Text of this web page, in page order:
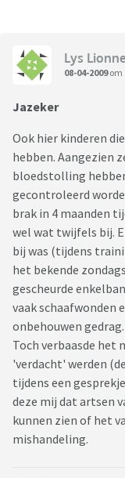
Lys
08-04-2009om
Jazeker
Ook hier kinderen
hebben. Aangezien
bloedstolling
gecontroleerd
brak in 4 maanden
wel wat twijfels bij.
bij was (tijdens
het bekende
gescheurde
vaak
onbehouwen gedrag.
Toch verbaasde het
'verdacht' werden
tijdens een
deze mij dat artsen
kunnen zien of het
mishandeling.